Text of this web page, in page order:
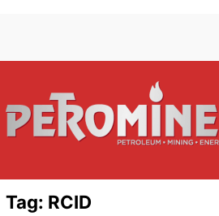
Tag: RCID